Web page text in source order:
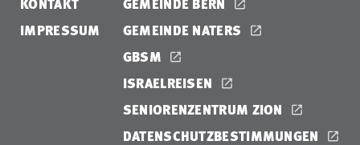
IMPRESSUM
GEMEINDE NATERS
GBSM
ISRAELREISEN
SENIORENZENTRUM ZION
DATENSCHUTZBESTIMMUNGEN